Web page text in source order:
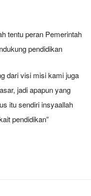
tentu peran Pemerintah
pendidikan
dari visi misi kami juga
jadi apapun yang
itu sendiri insyaallah
pendidikan”